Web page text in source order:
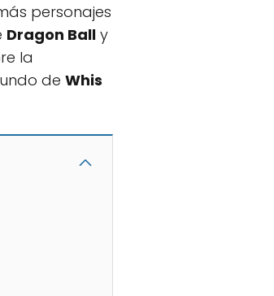
personajes
Dragon Ball y
la
de Whis